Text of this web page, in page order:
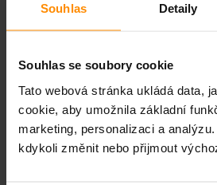
Souhlas Detaily
Souhlas se soubory cookie
Tato webová stránka ukládá data,
cookie, aby umožnila základní
marketing, personalizaci a
kdykoli změnit nebo přijmout
Celou produktovou řadu našich
skladem.
DOZVĚDĚT SE VÍCE
12. 10. 2022
Slavnostní předání na
Karlových Varech